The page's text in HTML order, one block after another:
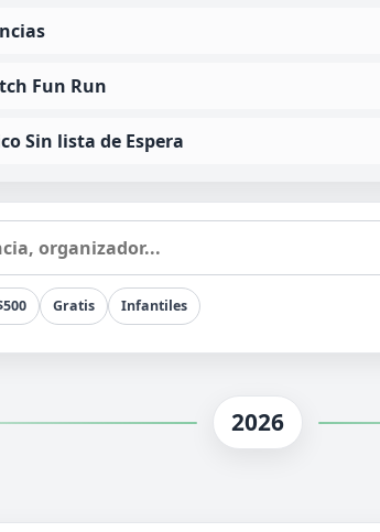
Fun Run
Sin lista de Espera
Gratis Infantiles
2026